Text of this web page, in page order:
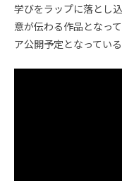
学びをラップに落とし
意が伝わる作品となっ
ア公開予定となってい